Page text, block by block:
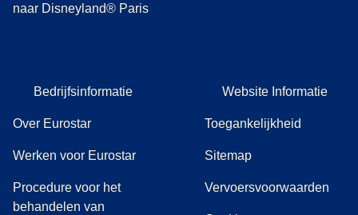
naar Disneyland® Paris
Bedrijfsinformatie
Over Eurostar
Werken voor Eurostar
Procedure voor het
behandelen van
Website Informatie
Toegankelijkheid
Sitemap
Vervoersvoorwaarden